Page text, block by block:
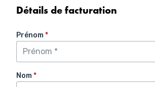
Détails de facturation
Prénom*
Nom*